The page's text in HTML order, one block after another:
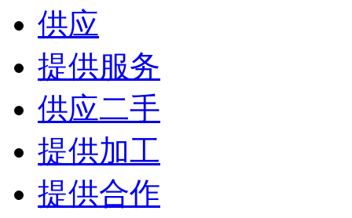
供应
提供服务
供应二手
提供加工
提供合作